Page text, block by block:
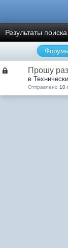
Результаты поиска
Прошу
в
Отправлено 10